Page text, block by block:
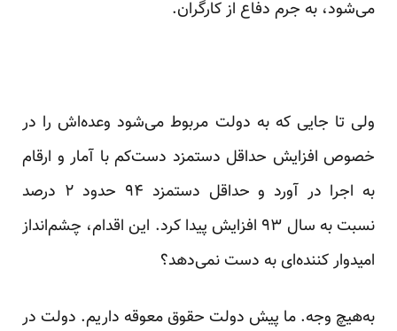
می‌شود، به جرم دفاع از کارگران.
ولی تا جایی که به دولت مربوط می‌شود وعده‌اش را در
خصوص افزایش حداقل دستمزد دست‌کم با آمار و ارقام
به اجرا در آورد و حداقل دستمزد ۹۴ حدود ۲ درصد
نسبت به سال ۹۳ افزایش پیدا کرد. این اقدام، چشم‌انداز
امیدوار کننده‌ای به دست نمی‌دهد؟
به‌هیچ وجه. ما پیش دولت حقوق معوقه داریم. دولت در